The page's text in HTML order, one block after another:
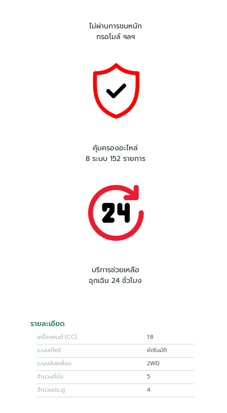
ไม่ผ่านการชนหนัก
กรอไมล์ ฯลฯ
คุ้มครองอะไหล่
8 ระบบ 152 รายการ
บริการช่วยเหลือ
ฉุกเฉิน 24 ชั่วโมง
รายละเอียด
เครื่องยนต์ (CC)
1.8
ระบบเกียร์
อัตโนมัติ
ระบบขับเคลื่อน
2WD
จำนวนที่นั่ง
5
จำนวนประตู
4